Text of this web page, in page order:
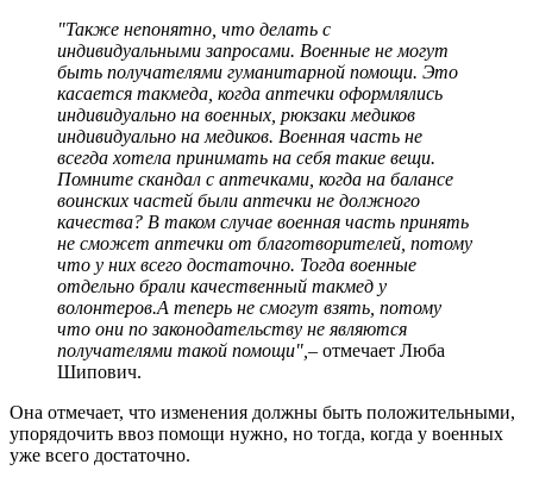
"Также непонятно, что делать с
индивидуальными запросами. Военные не могут
быть получателями гуманитарной помощи. Это
касается такмеда, когда аптечки оформлялись
индивидуально на военных, рюкзаки медиков
индивидуально на медиков. Военная часть не
всегда хотела принимать на себя такие вещи.
Помните скандал с аптечками, когда на балансе
воинских частей были аптечки не должного
качества? В таком случае военная часть принять
не сможет аптечки от благотворителей, потому
что у них всего достаточно. Тогда военные
отдельно брали качественный такмед у
волонтеров.А теперь не смогут взять, потому
что они по законодательству не являются
получателями такой помощи", – отмечает Люба
Шипович.
Она отмечает, что изменения должны быть положительными,
упорядочить ввоз помощи нужно, но тогда, когда у военных
уже всего достаточно.